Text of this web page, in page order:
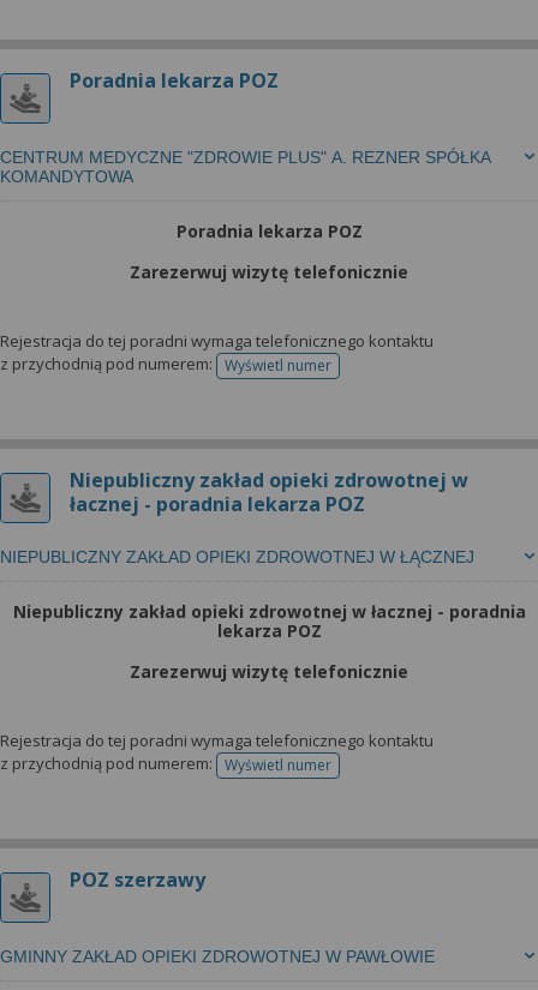
Poradnia lekarza POZ
CENTRUM MEDYCZNE "ZDROWIE PLUS" A. REZNER SPÓŁKA
KOMANDYTOWA
Poradnia lekarza POZ
Zarezerwuj wizytę telefonicznie
Rejestracja do tej poradni wymaga telefonicznego kontaktu
z przychodnią pod numerem:
Wyświetl numertelefonu do rejestracji
Niepubliczny zakład opieki zdrowotnej w
łacznej - poradnia lekarza POZ
NIEPUBLICZNY ZAKŁAD OPIEKI ZDROWOTNEJ W ŁĄCZNEJ
Niepubliczny zakład opieki zdrowotnej w łacznej - poradnia
lekarza POZ
Zarezerwuj wizytę telefonicznie
Rejestracja do tej poradni wymaga telefonicznego kontaktu
z przychodnią pod numerem:
Wyświetl numertelefonu do rejestracji
POZ szerzawy
GMINNY ZAKŁAD OPIEKI ZDROWOTNEJ W PAWŁOWIE